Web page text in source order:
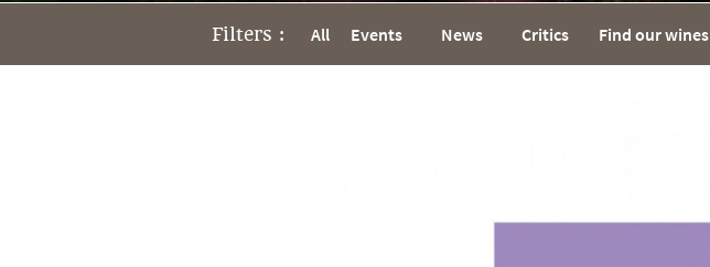
Filters : All Events News Critics Find our wines